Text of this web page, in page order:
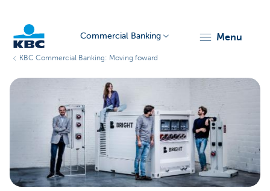
Corporate
Commercial Banking menu
KBC Commercial Banking: Moving foward